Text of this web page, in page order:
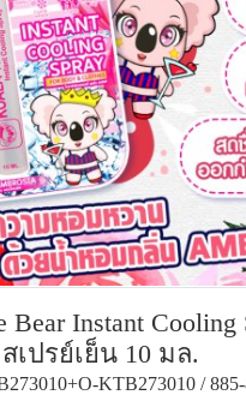
Bear Instant
เปรย์เย็น 10 มล.
KTB273010 /